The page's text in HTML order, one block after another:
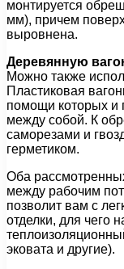
монтируется
мм), причем
выровнена.
Деревянную
Можно также
Пластиковая
помощи которых и
между собой. К
саморезами и
герметиком.
Оба
между рабочим
позволит вам с
отделки, для чего
эковата и другие).